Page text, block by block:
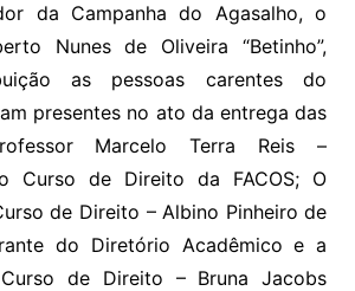
da Campanha do Agasalho, o
Nunes de Oliveira “Betinho”,
as pessoas carentes do
presentes no ato da entrega das
Marcelo Terra Reis –
Curso de Direito da FACOS; O
de Direito – Albino Pinheiro de
do Diretório Acadêmico e a
de Direito – Bruna Jacobs